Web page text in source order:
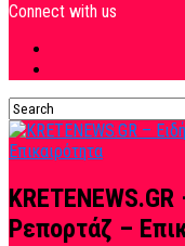
Connect with us
Ρεπορτάζ –